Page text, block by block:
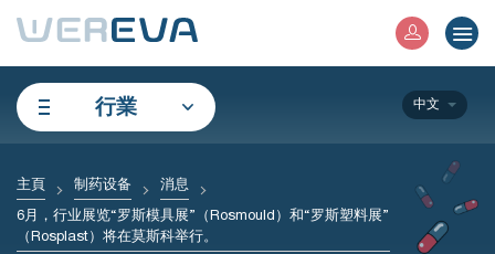
行業 中文
主頁 制药设备 消息
6月，行业展览“罗斯模具展”（Rosmould）和“罗斯塑料展”
（Rosplast）将在莫斯科举行。